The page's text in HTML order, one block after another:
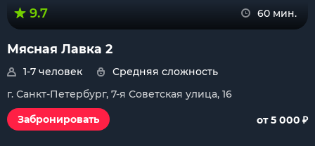
9.7 60 мин.
Мясная Лавка 2
1-7 человек
Средняя сложность
г. Санкт-Петербург, 7-я Советская улица, 16
Забронировать
от 5 000 ₽